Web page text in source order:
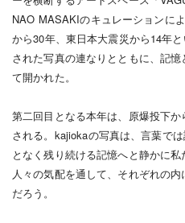
NAO MASAKIのキュレーションに
から30年、東日本大震災から14年
された写真の連なりとともに、記
て開かれた。
第二回目となる本年は、原爆投下
される。kajiokaの写真は、言葉で
となく残り続ける記憶へと静かに
人々の気配を通して、それぞれの
だろう。